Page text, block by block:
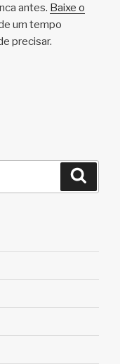
antes. Baixe o
um tempo
precisar.